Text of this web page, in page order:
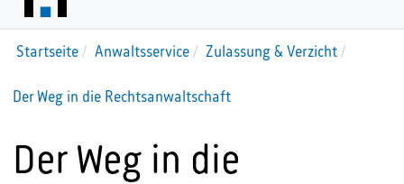
Startseite Anwaltsservice Zulassung & Verzicht
Der Weg in die Rechtsanwaltschaft
Der Weg in die